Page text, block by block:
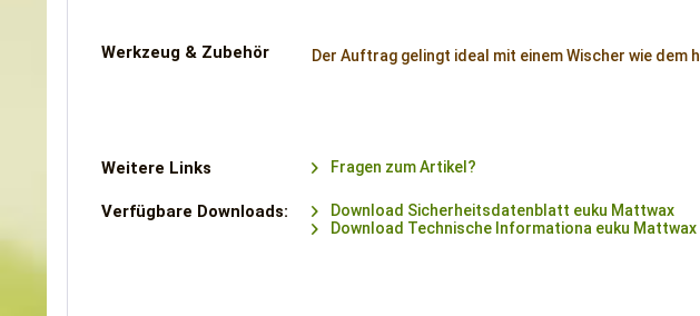
Werkzeug & Zubehör Der Auftrag gelingt ideal mit einem Wischer wie dem
Weitere Links Fragen zum Artikel?
Verfügbare Downloads:
Download Sicherheitsdatenblatt euku Mattwax
Download Technische Informationa euku Mattwax